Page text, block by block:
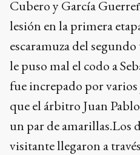
Cubero y García
lesión en la primera
escaramuza del
le puso mal el codo a
fue increpado por
que el árbitro Juan
un par de amarillas.Los
visitante llegaron a